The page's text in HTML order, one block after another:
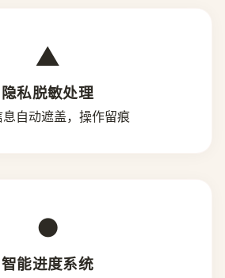
▲
隐私脱敏处理
自动遮盖，操作留痕
●
智能进度系统